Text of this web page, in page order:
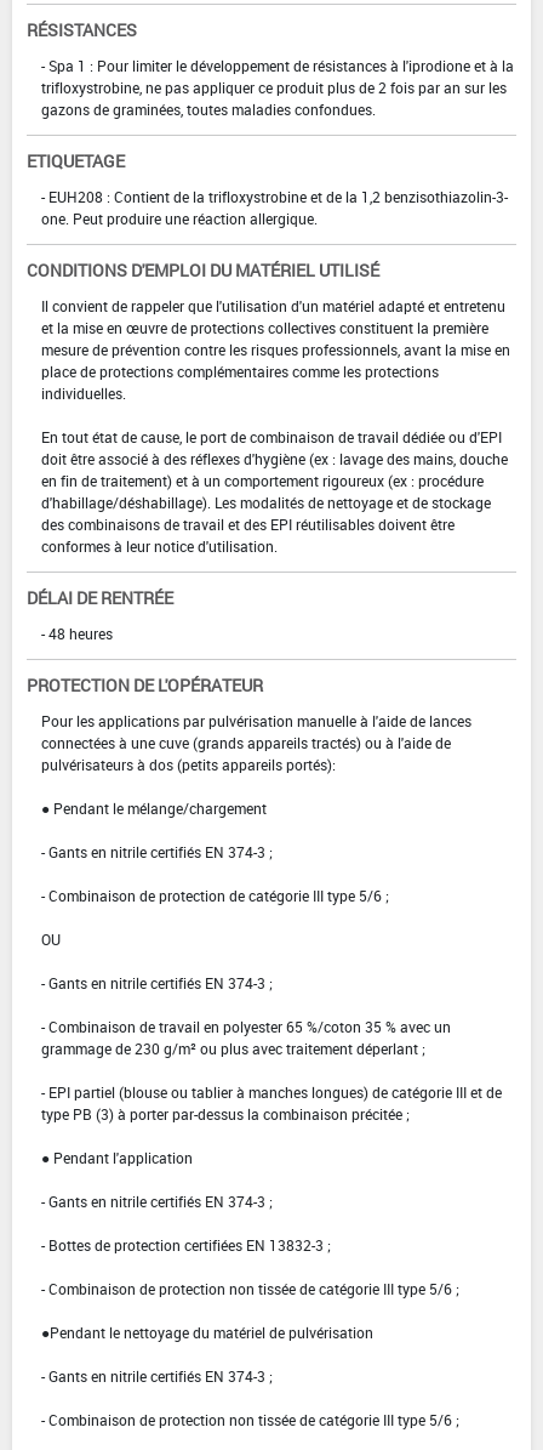
RÉSISTANCES
- Spa 1 : Pour limiter le développement de résistances à l'iprodione et à la
trifloxystrobine, ne pas appliquer ce produit plus de 2 fois par an sur les
gazons de graminées, toutes maladies confondues.
ETIQUETAGE
- EUH208 : Contient de la trifloxystrobine et de la 1,2 benzisothiazolin-3-
one. Peut produire une réaction allergique.
CONDITIONS D'EMPLOI DU MATÉRIEL UTILISÉ
Il convient de rappeler que l'utilisation d'un matériel adapté et entretenu
et la mise en œuvre de protections collectives constituent la première
mesure de prévention contre les risques professionnels, avant la mise en
place de protections complémentaires comme les protections
individuelles.
En tout état de cause, le port de combinaison de travail dédiée ou d'EPI
doit être associé à des réflexes d'hygiène (ex : lavage des mains, douche
en fin de traitement) et à un comportement rigoureux (ex : procédure
d'habillage/déshabillage). Les modalités de nettoyage et de stockage
des combinaisons de travail et des EPI réutilisables doivent être
conformes à leur notice d'utilisation.
DÉLAI DE RENTRÉE
- 48 heures
PROTECTION DE L'OPÉRATEUR
Pour les applications par pulvérisation manuelle à l'aide de lances
connectées à une cuve (grands appareils tractés) ou à l'aide de
pulvérisateurs à dos (petits appareils portés):
● Pendant le mélange/chargement
- Gants en nitrile certifiés EN 374-3 ;
- Combinaison de protection de catégorie III type 5/6 ;
OU
- Gants en nitrile certifiés EN 374-3 ;
- Combinaison de travail en polyester 65 %/coton 35 % avec un
grammage de 230 g/m² ou plus avec traitement déperlant ;
- EPI partiel (blouse ou tablier à manches longues) de catégorie III et de
type PB (3) à porter par-dessus la combinaison précitée ;
● Pendant l'application
- Gants en nitrile certifiés EN 374-3 ;
- Bottes de protection certifiées EN 13832-3 ;
- Combinaison de protection non tissée de catégorie III type 5/6 ;
●Pendant le nettoyage du matériel de pulvérisation
- Gants en nitrile certifiés EN 374-3 ;
- Combinaison de protection non tissée de catégorie III type 5/6 ;